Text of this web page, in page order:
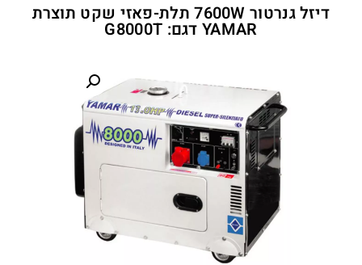
דיזל גנרטור 7600W תלת-פאזי שקט תוצרת
YAMAR דגם: G8000T